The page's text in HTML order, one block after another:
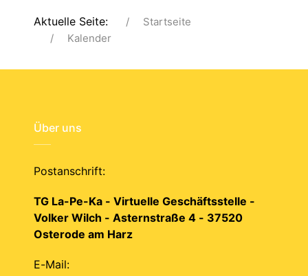
Aktuelle Seite:
Startseite
Kalender
Über uns
Postanschrift:
TG La-Pe-Ka - Virtuelle Geschäftsstelle -
Volker Wilch - Asternstraße 4 - 37520
Osterode am Harz
E-Mail: